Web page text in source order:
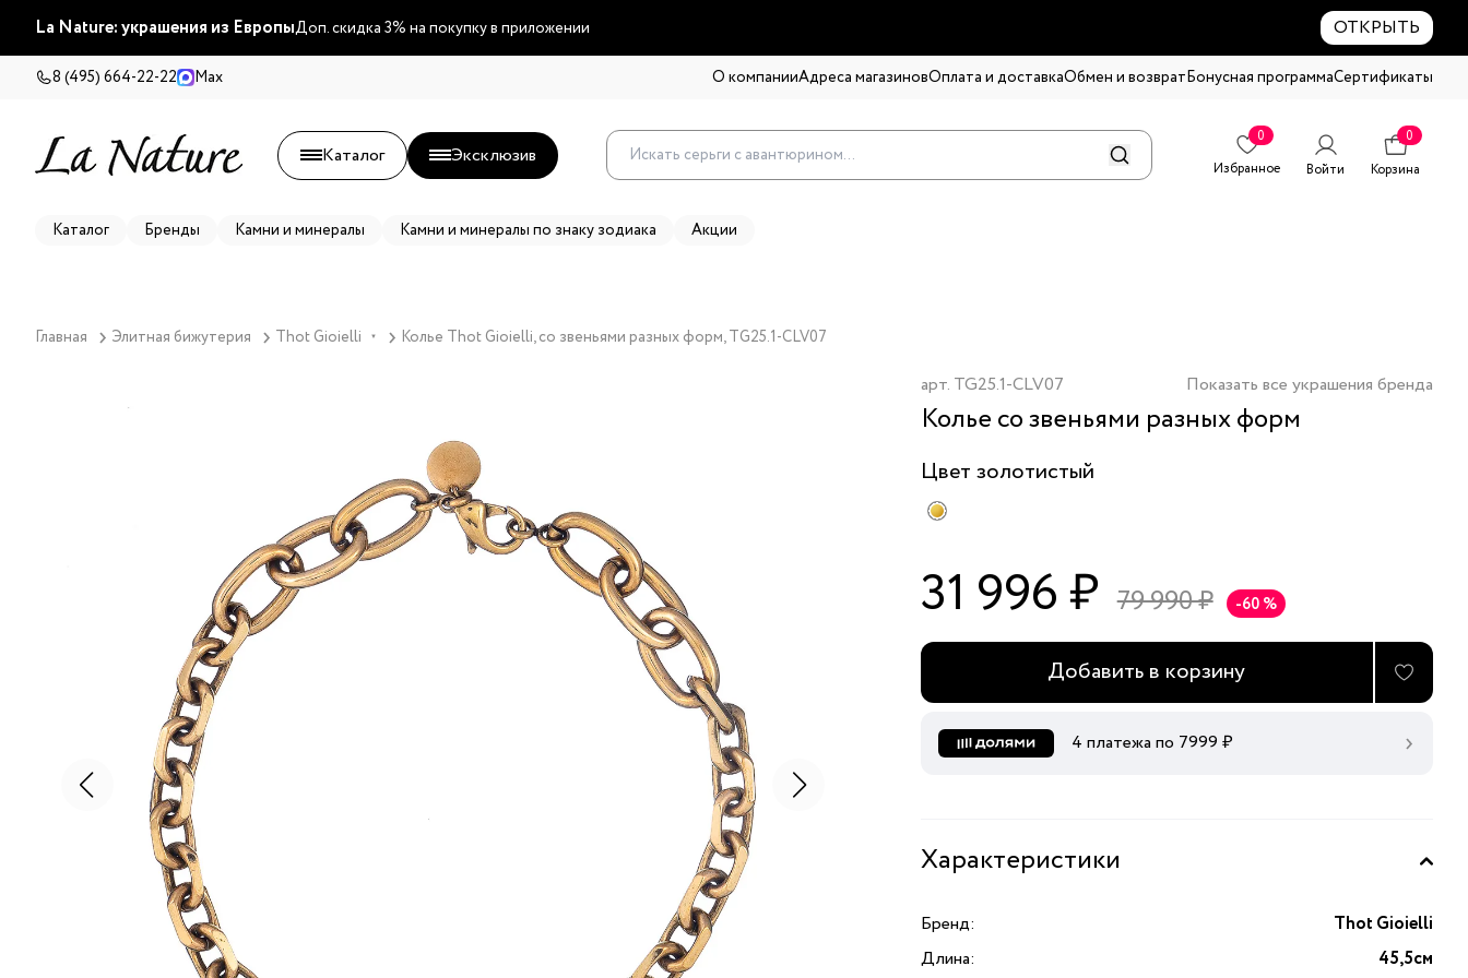
La Nature: украшения из ЕвропыДоп. скидка 3% на покупку в приложении ОТКРЫТЬ
8 (495) 664-22-22 Max О компанииАдреса магазиновОплата и доставкаОбмен и возвратБонусная программаСертификаты
Каталог Эксклюзив
0
Избранное
Войти
0
Корзина
Каталог Бренды Камни и минералы Камни и минералы по знаку зодиака Акции
Главная Элитная бижутерия Thot Gioielli ▼ Колье Thot Gioielli, со звеньями разных форм, TG25.1-CLV07
арт. TG25.1-CLV07 Показать все украшения бренда
Колье со звеньями разных форм
Цвет золотистый
31 996 ₽ 79 990 ₽ -60 %
Добавить в корзину
4 платежа по 7999 ₽
Характеристики
Бренд:
Thot Gioielli
Длина:
45,5см